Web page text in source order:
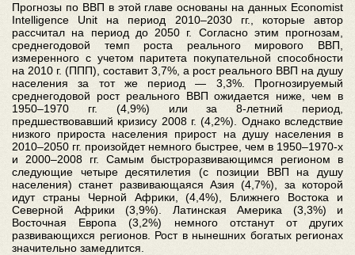
Прогнозы по ВВП в этой главе основаны на данных Economist
Intelligence Unit на период 2010–2030 гг., которые автор
рассчитал на период до 2050 г. Согласно этим прогнозам,
среднегодовой темп роста реального мирового ВВП,
измеренного с учетом паритета покупательной способности
на 2010 г. (ППП), составит 3,7%, а рост реального ВВП на душу
населения за тот же период — 3,3%. Прогнозируемый
среднегодовой рост реального ВВП ожидается ниже, чем в
1950–1970 гг. (4,9%) или за 8-летний период,
предшествовавший кризису 2008 г. (4,2%). Однако вследствие
низкого прироста населения прирост на душу населения в
2010–2050 гг. произойдет немного быстрее, чем в 1950–1970-х
и 2000–2008 гг. Самым быстроразвивающимся регионом в
следующие четыре десятилетия (с позиции ВВП на душу
населения) станет развивающаяся Азия (4,7%), за которой
идут страны Черной Африки, (4,4%), Ближнего Востока и
Северной Африки (3,9%). Латинская Америка (3,3%) и
Восточная Европа (3,2%) немного отстанут от других
развивающихся регионов. Рост в нынешних богатых регионах
значительно замедлится.